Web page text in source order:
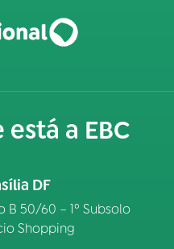
a EBC
DF
B 50/60 – 1º Subsolo
Shopping